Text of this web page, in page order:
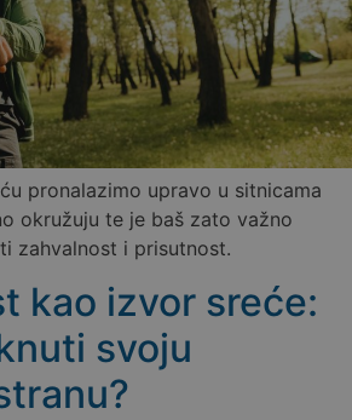
pronalazimo upravo u sitnicama
okružuju te je baš zato važno
zahvalnost i prisutnost.
kao izvor sreće:
svoju